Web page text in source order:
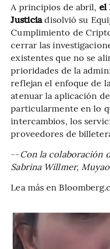
A principios de abril, el
Justiciadisolvió su
Cumplimiento de
cerrar las
existentes que no se
prioridades de la
reflejan el enfoque de
atenuar la aplicación
particularmente en lo
intercambios, los
proveedores de
--Con la colaboración
Sabrina Willmer,
Lea más en